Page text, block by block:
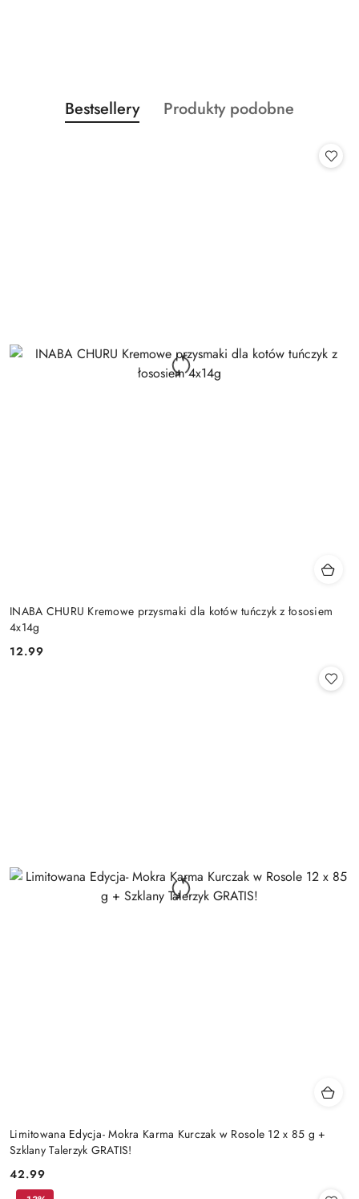
Pomiń karuzelę produktów
Produkty
o
Bestsellery
Produkty
Produkty podobne
INABA CHURU Kremowe przysmaki dla kotów tuńczyk z łososiem
4x14g
Cena:
12.99
Limitowana Edycja- Mokra Karma Kurczak w Rosole 12 x 85 g +
Szklany Talerzyk GRATIS!
Cena:
42.99